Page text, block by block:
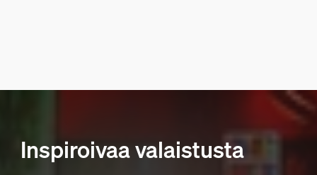
Inspiroivaa valaistusta